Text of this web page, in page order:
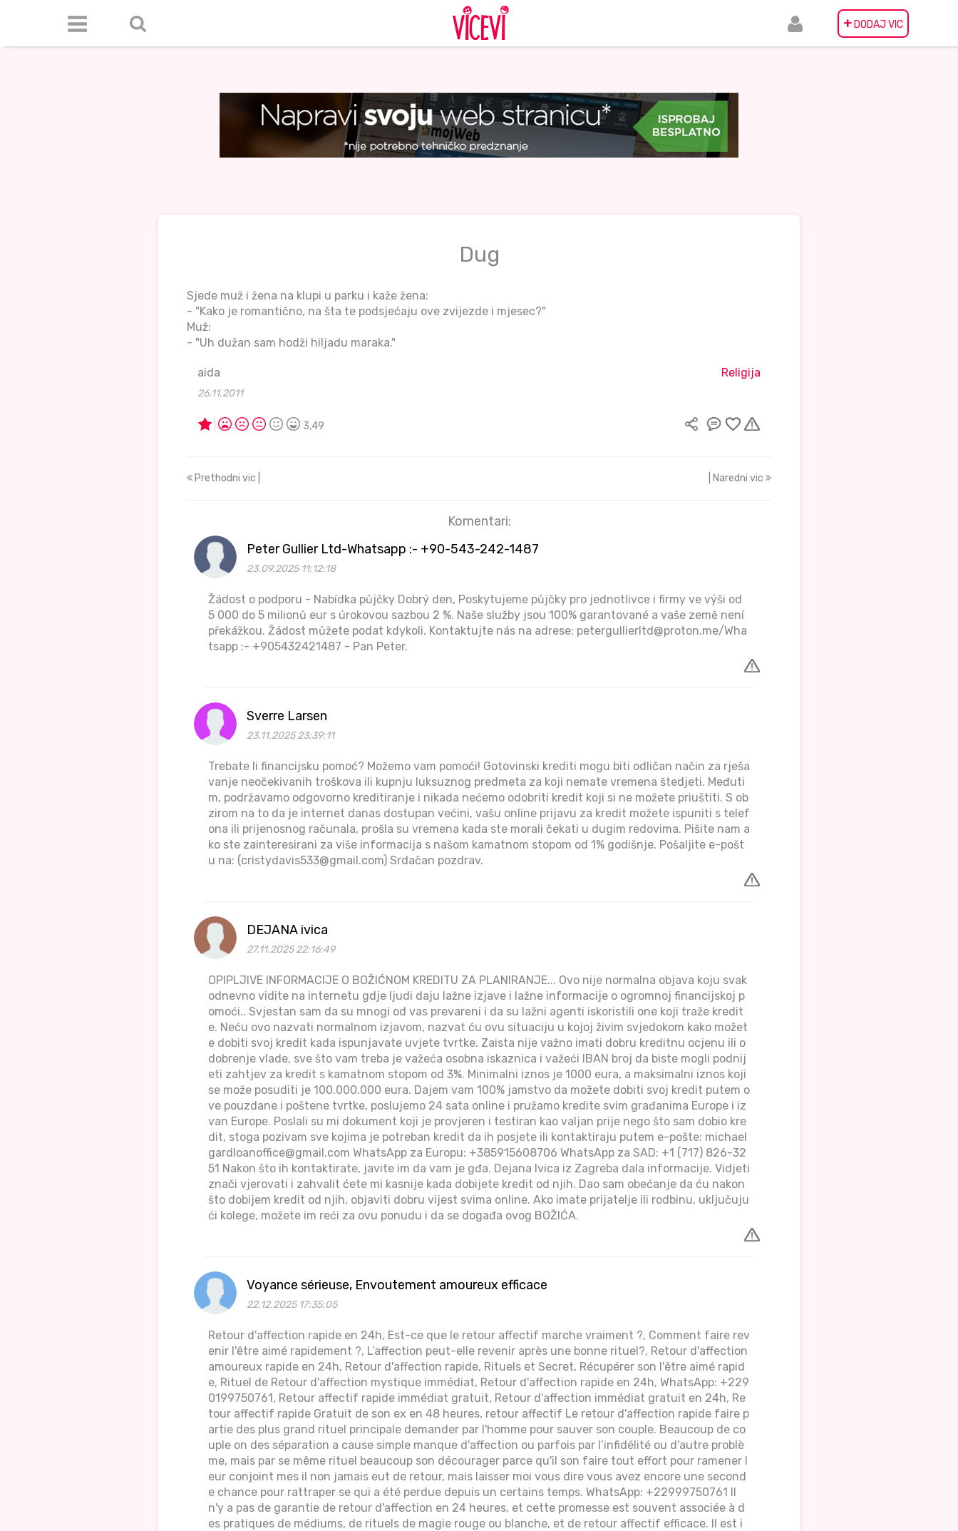
+ DODAJ VIC
Dug
Sjede muž i žena na klupi u parku i kaže žena:
- "Kako je romantično, na šta te podsjećaju ove zvijezde i mjesec?"
Muž:
- "Uh dužan sam hodži hiljadu maraka."
aida
26.11.2011
Religija
3,49
Prethodni vic | | Naredni vic
Komentari:
Peter Gullier Ltd-Whatsapp :- +90-543-242-1487
23.09.2025 11:12:18
Žádost o podporu - Nabídka půjčky Dobrý den, Poskytujeme půjčky pro jednotlivce i firmy ve výši od
5 000 do 5 milionů eur s úrokovou sazbou 2 %. Naše služby jsou 100% garantované a vaše země není
překážkou. Žádost můžete podat kdykoli. Kontaktujte nás na adrese: petergullierltd@proton.me/Wha
tsapp :- +905432421487 - Pan Peter.
Sverre Larsen
23.11.2025 23:39:11
Trebate li financijsku pomoć? Možemo vam pomoći! Gotovinski krediti mogu biti odličan način za rješa
vanje neočekivanih troškova ili kupnju luksuznog predmeta za koji nemate vremena štedjeti. Međuti
m, podržavamo odgovorno kreditiranje i nikada nećemo odobriti kredit koji si ne možete priuštiti. S ob
zirom na to da je internet danas dostupan većini, vašu online prijavu za kredit možete ispuniti s telef
ona ili prijenosnog računala, prošla su vremena kada ste morali čekati u dugim redovima. Pišite nam a
ko ste zainteresirani za više informacija s našom kamatnom stopom od 1% godišnje. Pošaljite e-pošt
u na: (cristydavis533@gmail.com) Srdačan pozdrav.
DEJANA ivica
27.11.2025 22:16:49
OPIPLJIVE INFORMACIJE O BOŽIĆNOM KREDITU ZA PLANIRANJE... Ovo nije normalna objava koju svak
odnevno vidite na internetu gdje ljudi daju lažne izjave i lažne informacije o ogromnoj financijskoj p
omoći.. Svjestan sam da su mnogi od vas prevareni i da su lažni agenti iskoristili one koji traže kredit
e. Neću ovo nazvati normalnom izjavom, nazvat ću ovu situaciju u kojoj živim svjedokom kako možet
e dobiti svoj kredit kada ispunjavate uvjete tvrtke. Zaista nije važno imati dobru kreditnu ocjenu ili o
dobrenje vlade, sve što vam treba je važeća osobna iskaznica i važeći IBAN broj da biste mogli podnij
eti zahtjev za kredit s kamatnom stopom od 3%. Minimalni iznos je 1000 eura, a maksimalni iznos koji
se može posuditi je 100.000.000 eura. Dajem vam 100% jamstvo da možete dobiti svoj kredit putem o
ve pouzdane i poštene tvrtke, poslujemo 24 sata online i pružamo kredite svim građanima Europe i iz
van Europe. Poslali su mi dokument koji je provjeren i testiran kao valjan prije nego što sam dobio kre
dit, stoga pozivam sve kojima je potreban kredit da ih posjete ili kontaktiraju putem e-pošte: michael
gardloanoffice@gmail.com WhatsApp za Europu: +385915608706 WhatsApp za SAD: +1 (717) 826-32
51 Nakon što ih kontaktirate, javite im da vam je gđa. Dejana Ivica iz Zagreba dala informacije. Vidjeti
znači vjerovati i zahvalit ćete mi kasnije kada dobijete kredit od njih. Dao sam obećanje da ću nakon
što dobijem kredit od njih, objaviti dobru vijest svima online. Ako imate prijatelje ili rodbinu, uključuju
ći kolege, možete im reći za ovu ponudu i da se događa ovog BOŽIĆA.
Voyance sérieuse, Envoutement amoureux efficace
22.12.2025 17:35:05
Retour d'affection rapide en 24h, Est-ce que le retour affectif marche vraiment ?, Comment faire rev
enir l'être aimé rapidement ?, L’affection peut-elle revenir après une bonne rituel?, Retour d'affection
amoureux rapide en 24h, Retour d'affection rapide, Rituels et Secret, Récupérer son l'être aimé rapid
e, Rituel de Retour d'affection mystique immédiat, Retour d'affection rapide en 24h, WhatsApp: +229
0199750761, Retour affectif rapide immédiat gratuit, Retour d'affection immédiat gratuit en 24h, Re
tour affectif rapide Gratuit de son ex en 48 heures, retour affectif Le retour d'affection rapide faire p
artie des plus grand rituel principale demander par l'homme pour sauver son couple. Beaucoup de co
uple on des séparation a cause simple manque d'affection ou parfois par l’infidélité ou d'autre problè
me, mais par se même rituel beaucoup son décourager parce qu'il son faire tout effort pour ramener l
eur conjoint mes il non jamais eut de retour, mais laisser moi vous dire vous avez encore une second
e chance pour rattraper se qui a été perdue depuis un certains temps. WhatsApp: +22999750761 Il
n'y a pas de garantie de retour d'affection en 24 heures, et cette promesse est souvent associée à d
es pratiques de médiums, de rituels de magie rouge ou blanche, et de retour affectif efficace. Il est i